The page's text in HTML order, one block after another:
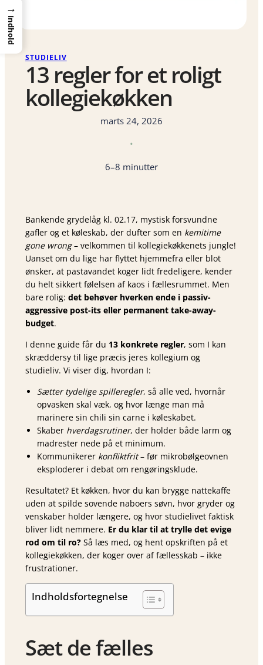
STUDIELIV
13 regler for et roligt
kollegiekøkken
marts 24, 2026
•
6–8 minutter
Bankende grydelåg kl. 02.17, mystisk forsvundne
gafler og et køleskab, der dufter som en kemitime
gone wrong– velkommen til kollegiekøkkenets jungle!
Uanset om du lige har flyttet hjemmefra eller blot
ønsker, at pasta­vandet koger lidt fredeligere, kender
du helt sikkert følelsen af kaos i fællesrummet. Men
bare rolig: det behøver hverken ende i passiv-
aggressive post-its eller permanent take-away-
budget.
I denne guide får du 13 konkrete regler, som I kan
skræddersy til lige præcis jeres kollegium og
studieliv. Vi viser dig, hvordan I:
Sætter tydelige spilleregler, så alle ved, hvornår
opvasken skal væk, og hvor længe man må
marinere sin chili sin carne i køleskabet.
Skaber hverdagsrutiner, der holder både larm og
madrester nede på et minimum.
Kommunikerer konfliktfrit– før mikrobølgeovnen
eksploderer i debat om rengøringsklude.
Resultatet? Et køkken, hvor du kan brygge nattekaffe
uden at spilde sovende naboers søvn, hvor gryder og
venskaber holder længere, og hvor studielivet faktisk
bliver lidt nemmere. Er du klar til at trylle det evige
rod om til ro? Så læs med, og hent opskriften på et
kollegiekøkken, der koger over af fællesskab – ikke
frustrationer.
Indholdsfortegnelse
Sæt de fælles
→
Indhold